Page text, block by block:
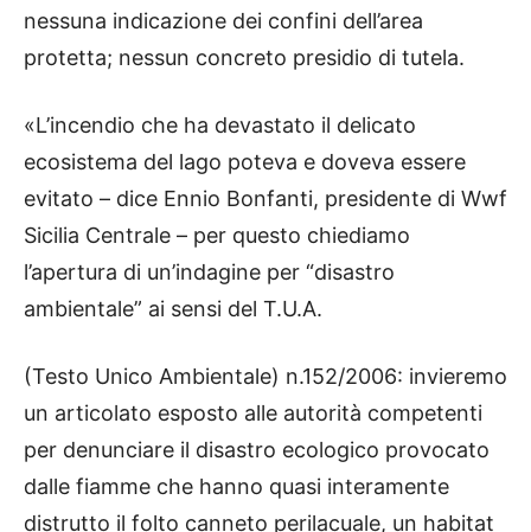
nessuna indicazione dei confini dell’area
protetta; nessun concreto presidio di tutela.
«L’incendio che ha devastato il delicato
ecosistema del lago poteva e doveva essere
evitato – dice Ennio Bonfanti, presidente di Wwf
Sicilia Centrale – per questo chiediamo
l’apertura di un’indagine per “disastro
ambientale” ai sensi del T.U.A.
(Testo Unico Ambientale) n.152/2006: invieremo
un articolato esposto alle autorità competenti
per denunciare il disastro ecologico provocato
dalle fiamme che hanno quasi interamente
distrutto il folto canneto perilacuale, un habitat